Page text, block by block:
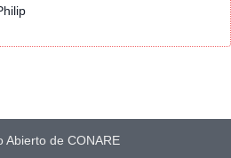
Abierto de CONARE